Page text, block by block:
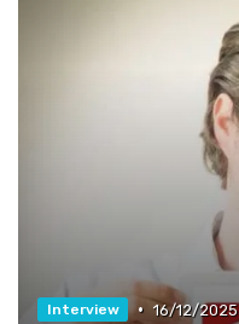
Interview • 16/12/2025